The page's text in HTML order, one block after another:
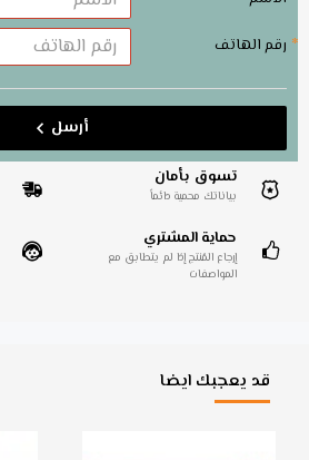
رقم الهاتف
أرسل
تسوق بأمان
بياناتك محمية دائماً
حماية المشتري
إرجاع المُنتج إذا لم يتطابق مع
المواصفات
قد يعجبك ايضا